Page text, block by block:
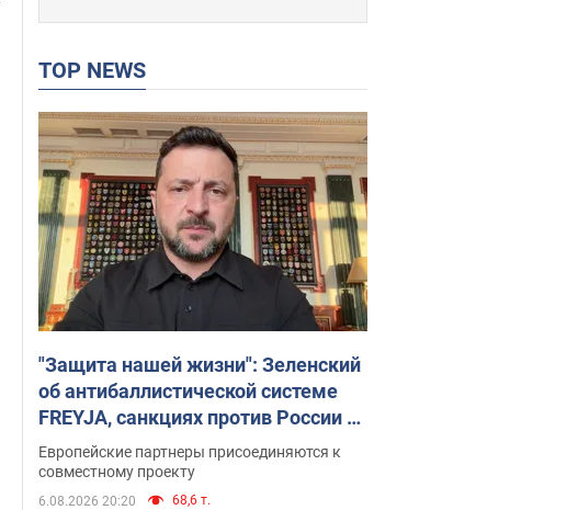
TOP NEWS
"Защита нашей жизни": Зеленский
об антибаллистической системе
FREYJA, санкциях против России и
поддержке аграриев. Видео
Европейские партнеры присоединяются к
совместному проекту
6.08.2026 20:20 68,6 т.